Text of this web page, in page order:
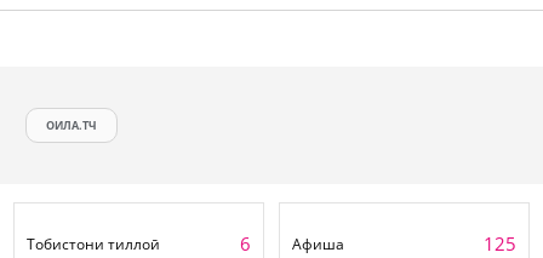
ОИЛА.ТЧ
Тобистони тиллоӣ 6 Афиша 125